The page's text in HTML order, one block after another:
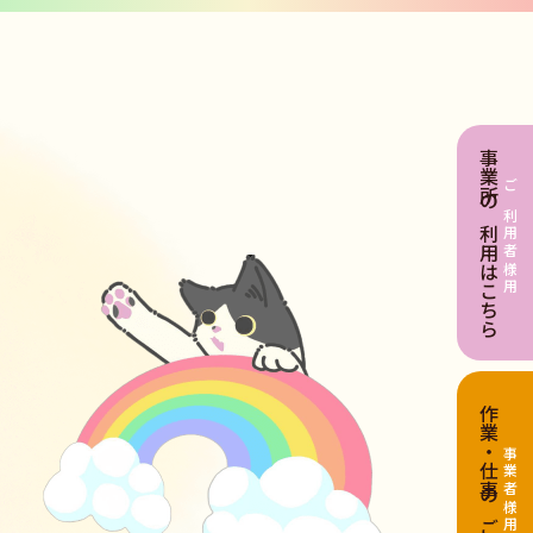
ご利用者様用
事業所の利用はこちら
事業者様用
作業・仕事のご依頼